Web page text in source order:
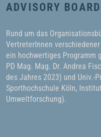
ADVISORY BOARD
Rund um das
VertreterInnen
ein hochwertiges Programm
PD Mag. Mag. Dr. Andrea
des Jahres 2023) und Univ.-
Sporthochschule Köln,
Umweltforschung).